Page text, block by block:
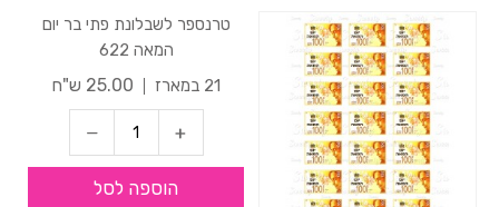
טרנספר לשבלונת פתי בר יום
המאה 622
21 במארז
25.00 ש"ח
הוספה לסל